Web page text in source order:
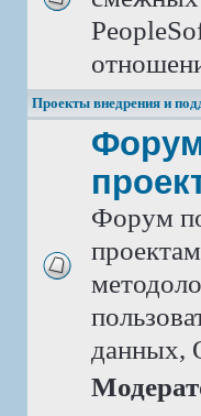
Проекты внедрения и
Форум
данных,